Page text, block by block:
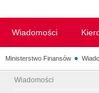
Wiadomości
Ministerstwo Finansów
Wiadomości